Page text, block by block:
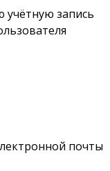
запись
почты